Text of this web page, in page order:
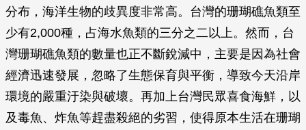
分布，海洋生物的歧異度非常高。台灣的珊瑚礁魚類至
少有2,000種，占海水魚類的三分之二以上。然而，台
灣珊瑚礁魚類的數量也正不斷銳減中，主要是因為社會
經濟迅速發展，忽略了生態保育與平衡，導致今天沿岸
環境的嚴重汙染與破壞。再加上台灣民眾喜食海鮮，以
及毒魚、炸魚等趕盡殺絕的劣習，使得原本生活在珊瑚